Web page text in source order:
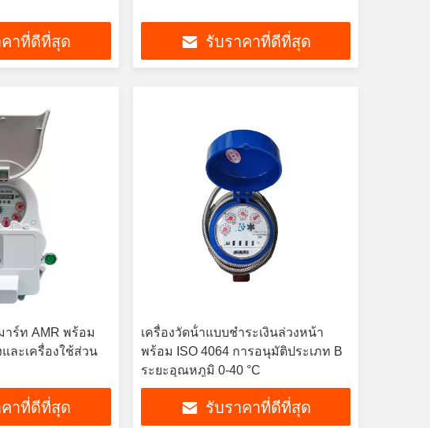
คาที่ดีที่สุด รับราคาที่ดีที่สุด
าร์ท AMR พร้อม
ละเครื่องใช้ส่วน
คาที่ดีที่สุด
เครื่องวัดน้ําแบบชําระเงินล่วงหน้า
พร้อม ISO 4064 การอนุมัติประเภท B
ระยะอุณหภูมิ 0-40 °C
รับราคาที่ดีที่สุด